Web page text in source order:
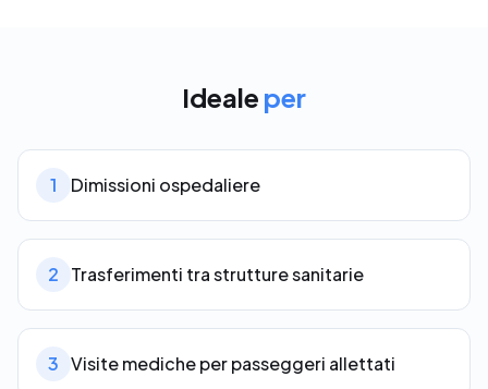
Ideale per
1 Dimissioni ospedaliere
2 Trasferimenti tra strutture sanitarie
3 Visite mediche per passeggeri allettati